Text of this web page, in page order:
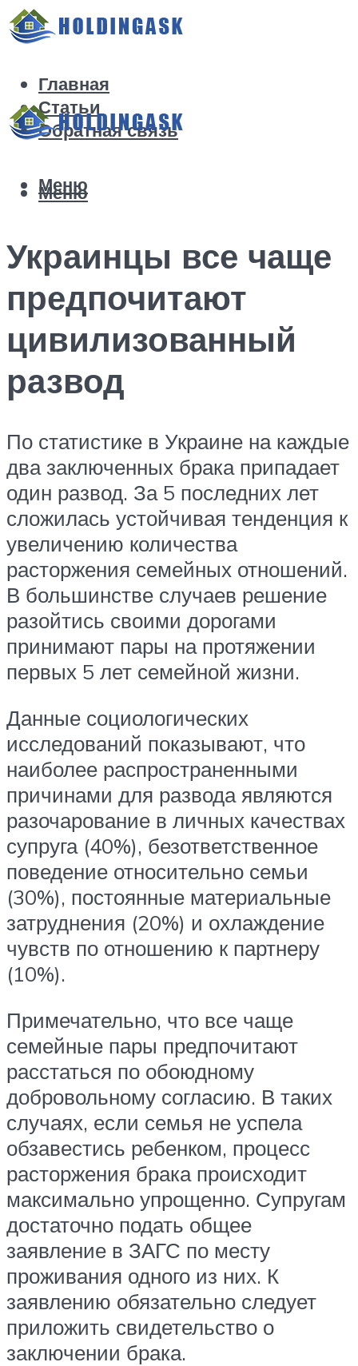
Главная
Статьи
Обратная связь
Меню
Меню
Украинцы все чаще
предпочитают
цивилизованный
развод
По статистике в Украине на каждые
два заключенных брака припадает
один развод. За 5 последних лет
сложилась устойчивая тенденция к
увеличению количества
расторжения семейных отношений.
В большинстве случаев решение
разойтись своими дорогами
принимают пары на протяжении
первых 5 лет семейной жизни.
Данные социологических
исследований показывают, что
наиболее распространенными
причинами для развода являются
разочарование в личных качествах
супруга (40%), безответственное
поведение относительно семьи
(30%), постоянные материальные
затруднения (20%) и охлаждение
чувств по отношению к партнеру
(10%).
Примечательно, что все чаще
семейные пары предпочитают
расстаться по обоюдному
добровольному согласию. В таких
случаях, если семья не успела
обзавестись ребенком, процесс
расторжения брака происходит
максимально упрощенно. Супругам
достаточно подать общее
заявление в ЗАГС по месту
проживания одного из них. К
заявлению обязательно следует
приложить свидетельство о
заключении брака.